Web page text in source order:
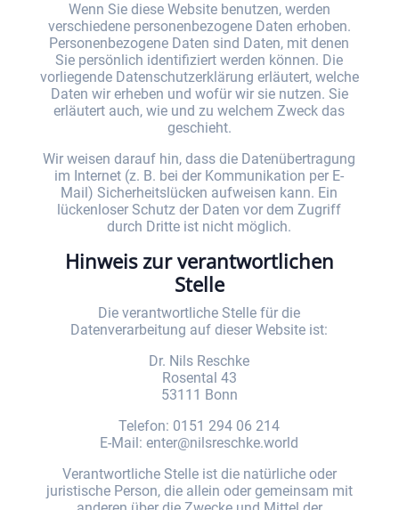
Wenn Sie diese Website benutzen, werden
verschiedene personenbezogene Daten erhoben.
Personenbezogene Daten sind Daten, mit denen
Sie persönlich identifiziert werden können. Die
vorliegende Datenschutzerklärung erläutert, welche
Daten wir erheben und wofür wir sie nutzen. Sie
erläutert auch, wie und zu welchem Zweck das
geschieht.
Wir weisen darauf hin, dass die Datenübertragung
im Internet (z. B. bei der Kommunikation per E-
Mail) Sicherheitslücken aufweisen kann. Ein
lückenloser Schutz der Daten vor dem Zugriff
durch Dritte ist nicht möglich.
Hinweis zur verantwortlichen
Stelle
Die verantwortliche Stelle für die
Datenverarbeitung auf dieser Website ist:
Dr. Nils Reschke
Rosental 43
53111 Bonn
Telefon: 0151 294 06 214
E-Mail: enter@nilsreschke.world
Verantwortliche Stelle ist die natürliche oder
juristische Person, die allein oder gemeinsam mit